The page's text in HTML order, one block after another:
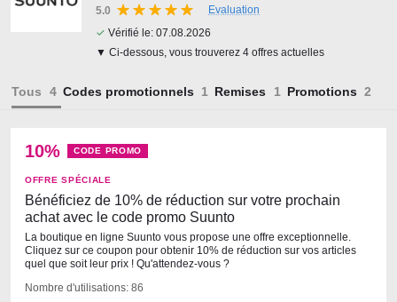
5.0
Evaluation
✓ Vérifié le: 07.08.2026
▼ Ci-dessous, vous trouverez 4 offres actuelles
Tous Codes promotionnels Remises Promotions
10% CODE PROMO
OFFRE SPÉCIALE
Bénéficiez de 10% de réduction sur votre prochain
achat avec le code promo Suunto
La boutique en ligne Suunto vous propose une offre exceptionnelle.
Cliquez sur ce coupon pour obtenir 10% de réduction sur vos articles
quel que soit leur prix ! Qu'attendez-vous ?
Nombre d'utilisations: 86